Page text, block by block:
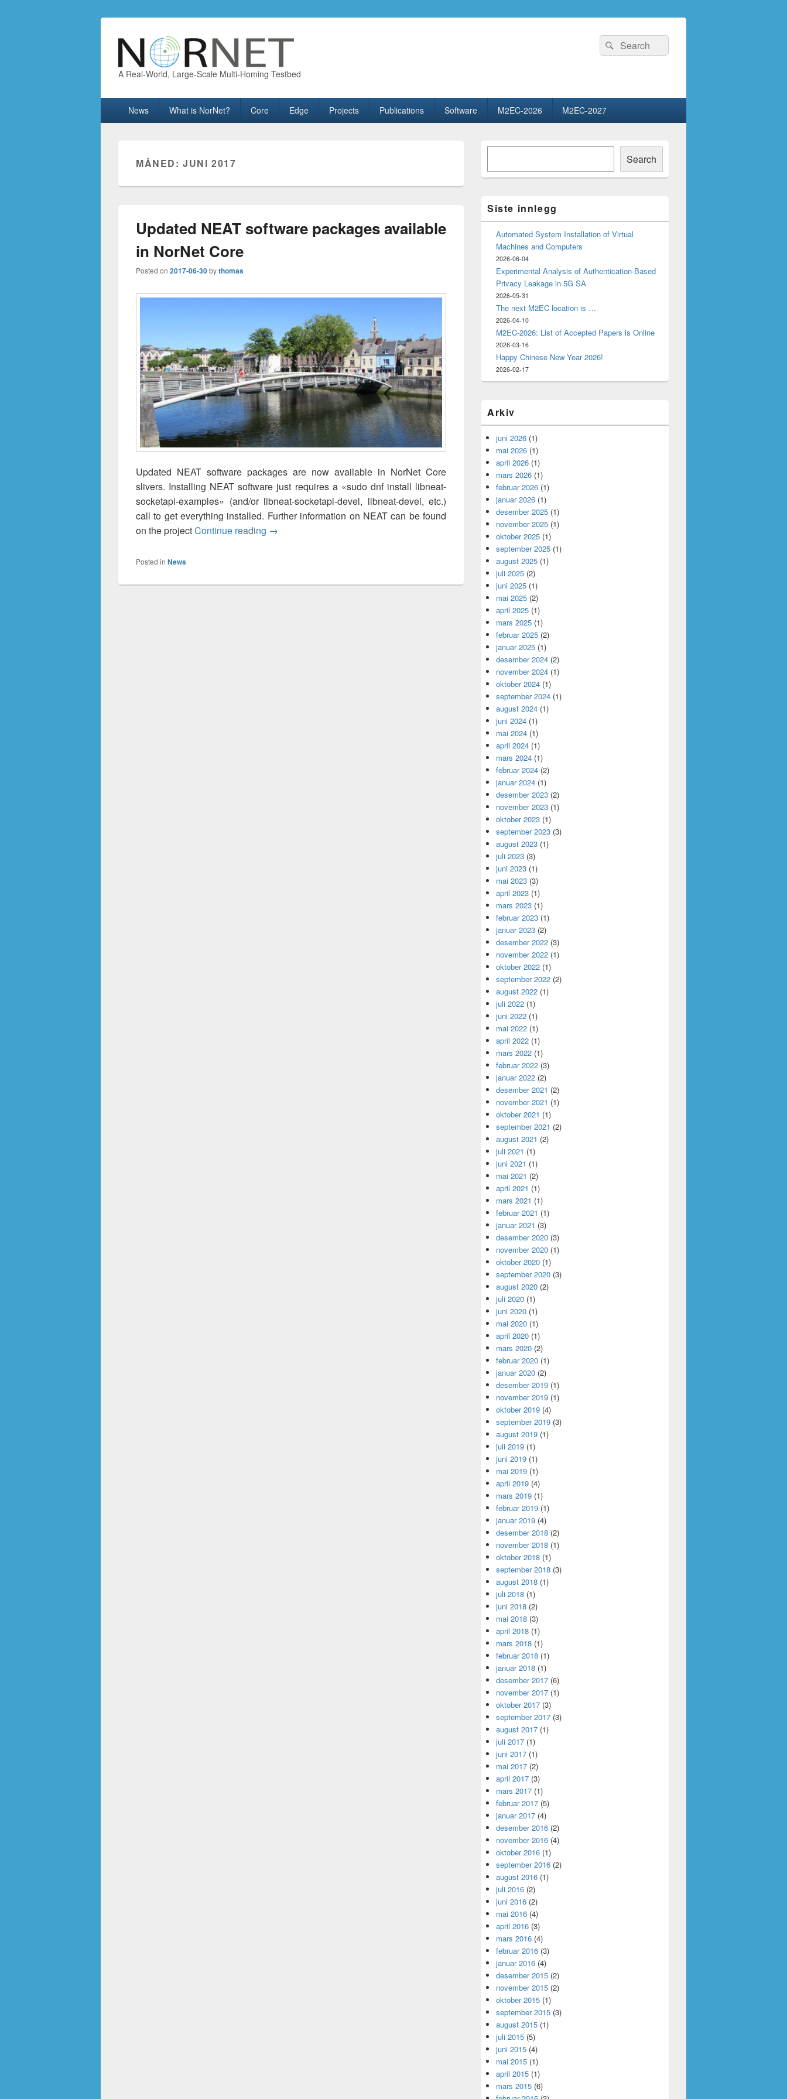
A Real-World, Large-Scale Multi-Homing Testbed
Search
for:
Search
News What is NorNet? Core Edge Projects Publications Software M2EC-2026 M2EC-2027
MÅNED:JUNI 2017
Updated NEAT software packages available
in NorNet Core
Posted on 2017-06-30bythomas
Updated NEAT software packages are now available in NorNet Core
slivers. Installing NEAT software just requires a «sudo dnf install libneat-
socketapi-examples» (and/or libneat-socketapi-devel, libneat-devel, etc.)
call to get everything installed. Further information on NEAT can be found
on the projectContinue reading Updated NEAT software packages available in NorNet Core
→
Posted in News
Primary
Area
Search
Siste innlegg
Automated System Installation of Virtual
Machines and Computers
2026-06-04
Experimental Analysis of Authentication-Based
Privacy Leakage in 5G SA
2026-05-31
The next M2EC location is …
2026-04-10
M2EC-2026: List of Accepted Papers is Online
2026-03-16
Happy Chinese New Year 2026!
2026-02-17
Arkiv
juni 2026 (1)
mai 2026 (1)
april 2026 (1)
mars 2026 (1)
februar 2026 (1)
januar 2026 (1)
desember 2025 (1)
november 2025 (1)
oktober 2025 (1)
september 2025 (1)
august 2025 (1)
juli 2025 (2)
juni 2025 (1)
mai 2025 (2)
april 2025 (1)
mars 2025 (1)
februar 2025 (2)
januar 2025 (1)
desember 2024 (2)
november 2024 (1)
oktober 2024 (1)
september 2024 (1)
august 2024 (1)
juni 2024 (1)
mai 2024 (1)
april 2024 (1)
mars 2024 (1)
februar 2024 (2)
januar 2024 (1)
desember 2023 (2)
november 2023 (1)
oktober 2023 (1)
september 2023 (3)
august 2023 (1)
juli 2023 (3)
juni 2023 (1)
mai 2023 (3)
april 2023 (1)
mars 2023 (1)
februar 2023 (1)
januar 2023 (2)
desember 2022 (3)
november 2022 (1)
oktober 2022 (1)
september 2022 (2)
august 2022 (1)
juli 2022 (1)
juni 2022 (1)
mai 2022 (1)
april 2022 (1)
mars 2022 (1)
februar 2022 (3)
januar 2022 (2)
desember 2021 (2)
november 2021 (1)
oktober 2021 (1)
september 2021 (2)
august 2021 (2)
juli 2021 (1)
juni 2021 (1)
mai 2021 (2)
april 2021 (1)
mars 2021 (1)
februar 2021 (1)
januar 2021 (3)
desember 2020 (3)
november 2020 (1)
oktober 2020 (1)
september 2020 (3)
august 2020 (2)
juli 2020 (1)
juni 2020 (1)
mai 2020 (1)
april 2020 (1)
mars 2020 (2)
februar 2020 (1)
januar 2020 (2)
desember 2019 (1)
november 2019 (1)
oktober 2019 (4)
september 2019 (3)
august 2019 (1)
juli 2019 (1)
juni 2019 (1)
mai 2019 (1)
april 2019 (4)
mars 2019 (1)
februar 2019 (1)
januar 2019 (4)
desember 2018 (2)
november 2018 (1)
oktober 2018 (1)
september 2018 (3)
august 2018 (1)
juli 2018 (1)
juni 2018 (2)
mai 2018 (3)
april 2018 (1)
mars 2018 (1)
februar 2018 (1)
januar 2018 (1)
desember 2017 (6)
november 2017 (1)
oktober 2017 (3)
september 2017 (3)
august 2017 (1)
juli 2017 (1)
juni 2017 (1)
mai 2017 (2)
april 2017 (3)
mars 2017 (1)
februar 2017 (5)
januar 2017 (4)
desember 2016 (2)
november 2016 (4)
oktober 2016 (1)
september 2016 (2)
august 2016 (1)
juli 2016 (2)
juni 2016 (2)
mai 2016 (4)
april 2016 (3)
mars 2016 (4)
februar 2016 (3)
januar 2016 (4)
desember 2015 (2)
november 2015 (2)
oktober 2015 (1)
september 2015 (3)
august 2015 (1)
juli 2015 (5)
juni 2015 (4)
mai 2015 (1)
april 2015 (1)
mars 2015 (6)